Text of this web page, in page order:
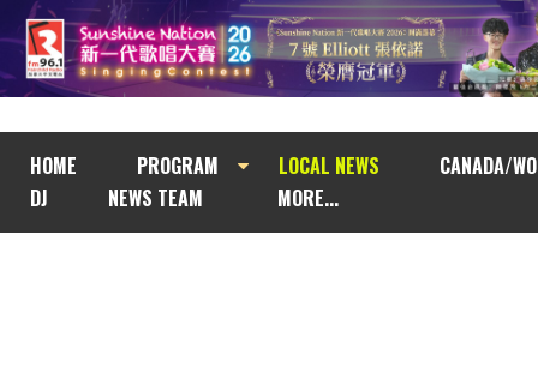
HOME PROGRAM LOCAL NEWS
CANADA/
DJ
NEWS TEAM MORE...